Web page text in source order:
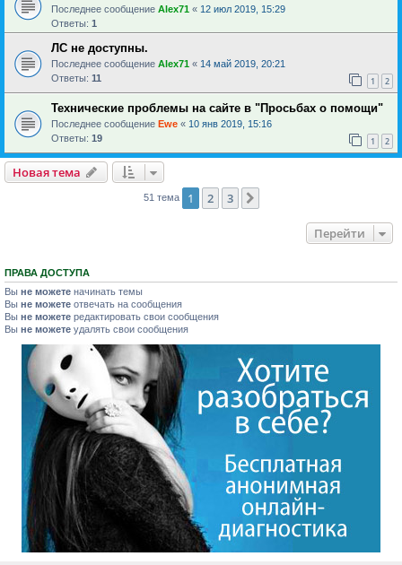
Последнее сообщение Alex71 « 12 июл 2019, 15:29
Ответы: 1
ЛС не доступны.
Последнее сообщение Alex71 « 14 май 2019, 20:21
Ответы: 11 1 2
Технические проблемы на сайте в "Просьбах о помощи"
Последнее сообщение Ewe « 10 янв 2019, 15:16
Ответы: 19 1 2
Новая тема
51 тема 1 2 3
Перейти
ПРАВА ДОСТУПА
Вы не можете начинать темы
Вы не можете отвечать на сообщения
Вы не можете редактировать свои сообщения
Вы не можете удалять свои сообщения